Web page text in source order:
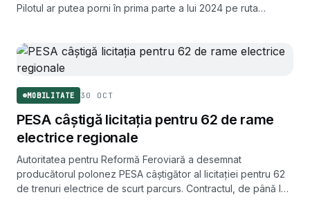
Pilotul ar putea porni în prima parte a lui 2024 pe ruta
MOBILITATE 30 OCT
PESA câștigă licitația pentru 62 de rame
electrice regionale
Autoritatea pentru Reformă Feroviară a desemnat
producătorul polonez PESA câștigător al licitației pentru 62
de trenuri electrice de scurt parcurs. Contractul, de până la